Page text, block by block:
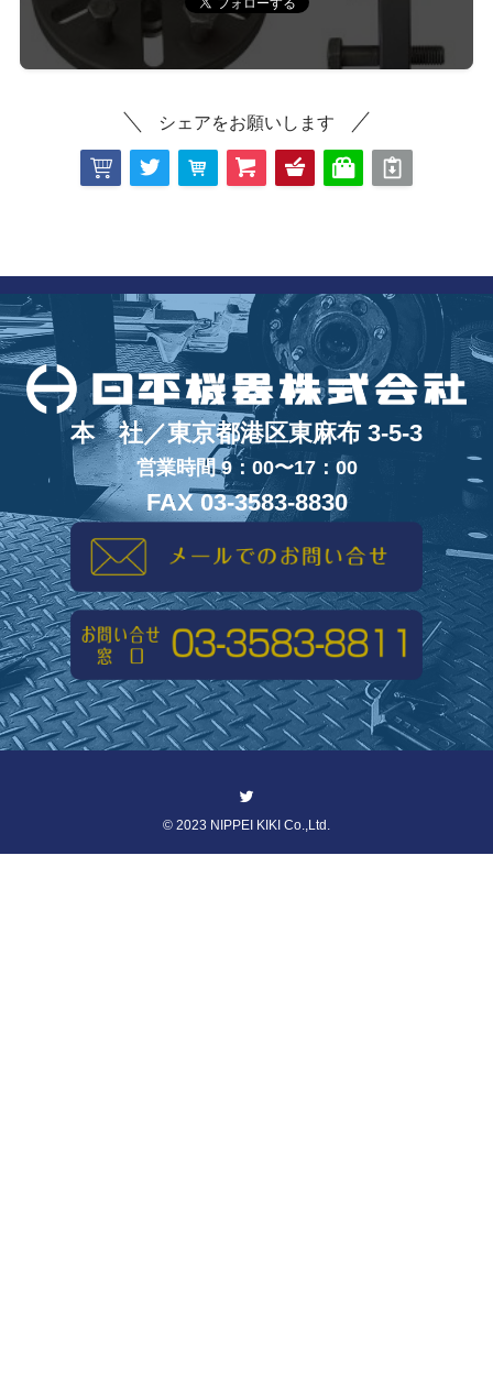
シェアをお願いします
本 社／東京都港区東麻布 3-5-3
営業時間 9：00〜17：00
FAX 03-3583-8830
© 2023 NIPPEI KIKI Co.,Ltd.